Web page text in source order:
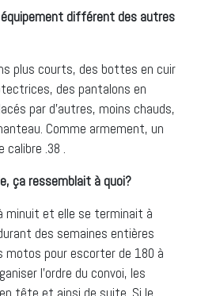
équipement différent des autres
plus courts, des bottes en cuir
des pantalons en
par d’autres, moins chauds,
Comme armement, un
calibre .38 .
ça ressemblait à quoi?
minuit et elle se terminait à
des semaines entières
motos pour escorter de 180 à
l’ordre du convoi, les
tête et ainsi de suite. Si le